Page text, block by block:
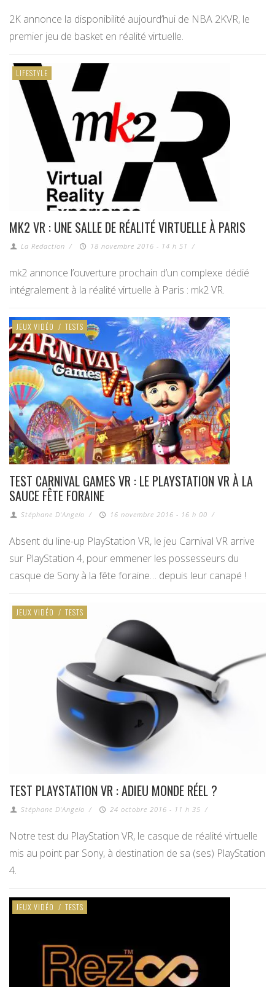
2K annonce la disponibilité aujourd’hui de NBA 2KVR, le
premier jeu de basket en réalité virtuelle.
LIFESTYLE
MK2 VR : UNE SALLE DE RÉALITÉ VIRTUELLE À PARIS
La Redaction / 18 novembre 2016 - 14 h 51 /
mk2 annonce l’ouverture prochain d’un complexe dédié
intégralement à la réalité virtuelle à Paris : mk2 VR.
JEUX VIDÉO / TESTS
TEST CARNIVAL GAMES VR : LE PLAYSTATION VR À LA
SAUCE FÊTE FORAINE
Stéphane D'Angelo / 16 novembre 2016 - 16 h 00 /
Absent du line-up PlayStation VR, le jeu Carnival VR arrive
sur PlayStation 4, pour emmener les possesseurs du
casque de Sony à la fête foraine… depuis leur canapé !
JEUX VIDÉO / TESTS
TEST PLAYSTATION VR : ADIEU MONDE RÉEL ?
Stéphane D'Angelo / 24 octobre 2016 - 11 h 35 /
Notre test du PlayStation VR, le casque de réalité virtuelle
mis au point par Sony, à destination de sa (ses) PlayStation
4.
JEUX VIDÉO / TESTS